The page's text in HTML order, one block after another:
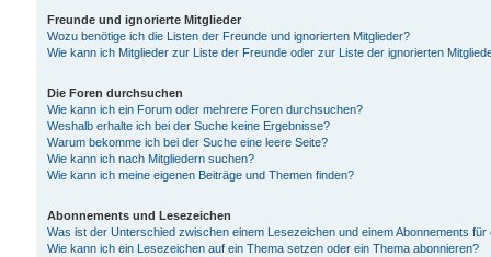
Freunde und ignorierte Mitglieder
Wozu benötige ich die Listen der Freunde und ignorierten Mitglieder?
Wie kann ich Mitglieder zur Liste der Freunde oder zur Liste der ignorierten
Die Foren durchsuchen
Wie kann ich ein Forum oder mehrere Foren durchsuchen?
Weshalb erhalte ich bei der Suche keine Ergebnisse?
Warum bekomme ich bei der Suche eine leere Seite?
Wie kann ich nach Mitgliedern suchen?
Wie kann ich meine eigenen Beiträge und Themen finden?
Abonnements und Lesezeichen
Was ist der Unterschied zwischen einem Lesezeichen und einem Abonnements
Wie kann ich ein Lesezeichen auf ein Thema setzen oder ein Thema abonnieren?